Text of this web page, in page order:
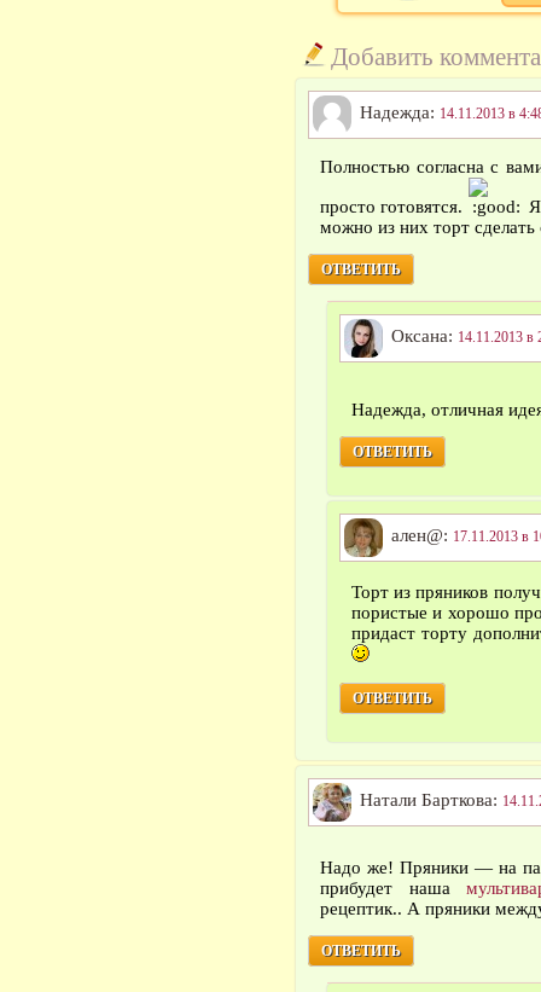
Добавить
Надежда: 14.11.2013 в
Полностью согласна с
просто готовятся.
можно из них торт
ОТВЕТИТЬ
Оксана: 14.11.2013 в
Надежда, отличная
ОТВЕТИТЬ
ален@: 17.11.2013 в
Торт из пряников
пористые и хорошо
придаст торту
ОТВЕТИТЬ
Натали Барткова:
Надо же! Пряники — на
прибудет наша
рецептик.. А пряники
ОТВЕТИТЬ